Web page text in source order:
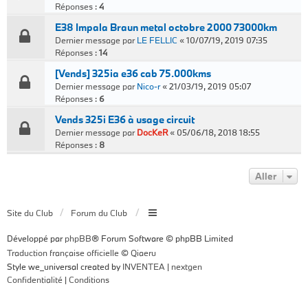
Réponses :4
E38 Impala Braun metal octobre 2000 73000km
Dernier message parLE FELLIC «10/07/19, 2019 07:35
Réponses :14
[Vends] 325ia e36 cab 75.000kms
Dernier message parNico-r«21/03/19, 2019 05:07
Réponses : 6
Vends 325i E36 à usage circuit
Dernier message parDocKeR« 05/06/18, 2018 18:55
Réponses : 8
Aller
Site du Club Forum du Club
Développé parphpBB® Forum Software © phpBB Limited
Traduction française officielle ©Qiaeru
Style we_universal created byINVENTEA | nextgen
Confidentialité | Conditions